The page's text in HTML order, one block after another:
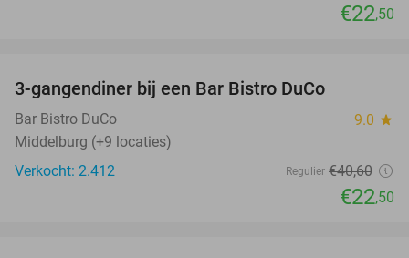
€22,50
3-gangendiner bij een Bar Bistro DuCo
Bar Bistro DuCo 9.0 star
Middelburg (+9 locaties)
Verkocht: 2.412
Regulier €40,60
€22,50